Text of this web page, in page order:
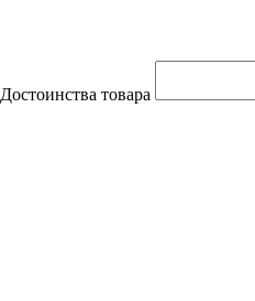
Достоинства товара